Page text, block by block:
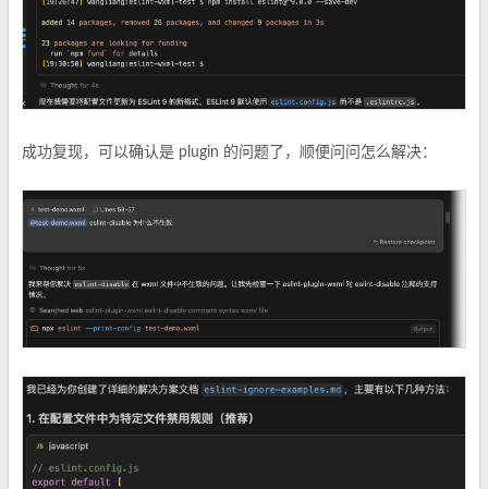
成功复现，可以确认是 plugin 的问题了，顺便问问怎么解决：